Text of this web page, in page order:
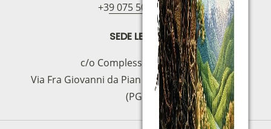
+39 075 5094797
SEDE LEGAL
c/o Complesso S.Manno
Via Fra Giovanni da Pian di Carpine, 63 - 06127
(PG)